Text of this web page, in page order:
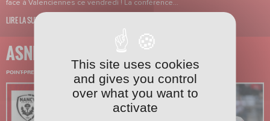
face à Valenciennes ce vendredi ! La conférence...
LIRE LA SUITE
ASNL-NO
POINT-PRESSE 30/04/2025 - 12:35
This site uses cookies
and gives you control
over what you want to
activate